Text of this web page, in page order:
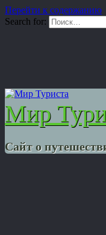
Перейти к содержанию
Search for:
Мир
Сайт о